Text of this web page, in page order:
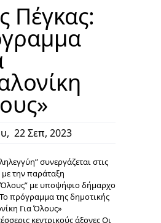
Πέγκας:
, 22 Σεπ, 2023
συνεργάζεται στις
με την παράταξη
Όλους” με υποψήφιο δήμαρχο
πρόγραμμα της δημοτικής
Για Όλους»
κεντρικούς άξονες Οι